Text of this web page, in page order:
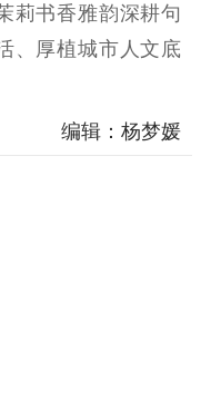
莉书香雅韵深耕句
、厚植城市人文底
编辑：杨梦媛